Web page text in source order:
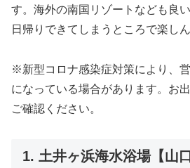
す。海外の南国リゾートなども良
日帰りできてしまうところで楽し
※新型コロナ感染症対策により、
になっている場合があります。お
ご確認ください。
1. 土井ヶ浜海水浴場【山口